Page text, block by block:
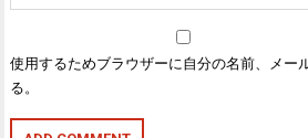
使用するためブラウザーに自分の名前、メー
る。